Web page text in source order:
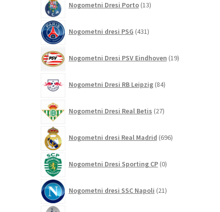
Nogometni Dresi Porto 13izdelkov
Nogometni dresi PSG 431izdelkov
Nogometni Dresi PSV Eindhoven 19izdelkov
Nogometni Dresi RB Leipzig 84izdelkov
Nogometni Dresi Real Betis 27izdelkov
Nogometni dresi Real Madrid 696izdelkov
Nogometni Dresi Sporting CP 0izdelkov
Nogometni dresi SSC Napoli 21izdelkov